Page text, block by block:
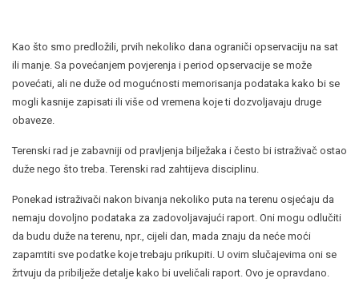
Kao što smo predložili, prvih nekoliko dana ograniči opservaciju na sat
ili manje. Sa povećanjem povjerenja i period opservacije se može
povećati, ali ne duže od mogućnosti memorisanja podataka kako bi se
mogli kasnije zapisati ili više od vremena koje ti dozvoljavaju druge
obaveze.
Terenski rad je zabavniji od pravljenja bilježaka i često bi istraživač ostao
duže nego što treba. Terenski rad zahtijeva disciplinu.
Ponekad istraživači nakon bivanja nekoliko puta na terenu osjećaju da
nemaju dovoljno podataka za zadovoljavajući raport. Oni mogu odlučiti
da budu duže na terenu, npr., cijeli dan, mada znaju da neće moći
zapamtiti sve podatke koje trebaju prikupiti. U ovim slučajevima oni se
žrtvuju da pribilježe detalje kako bi uveličali raport. Ovo je opravdano.